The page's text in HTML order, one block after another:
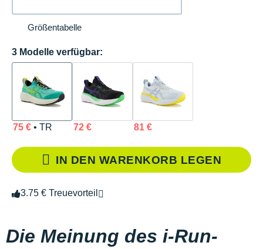
Größentabelle
3 Modelle verfügbar:
75 €• TR 72 € 81 €
IN DEN WARENKORB LEGEN
3.75 € Treuevorteil
Die Meinung des i-Run-